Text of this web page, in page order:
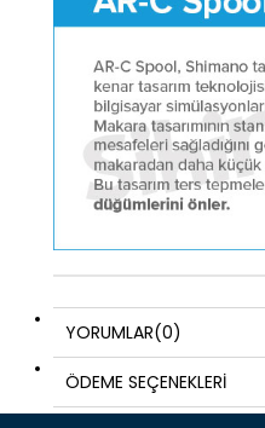
YORUMLAR(0)
ÖDEME SEÇENEKLERI